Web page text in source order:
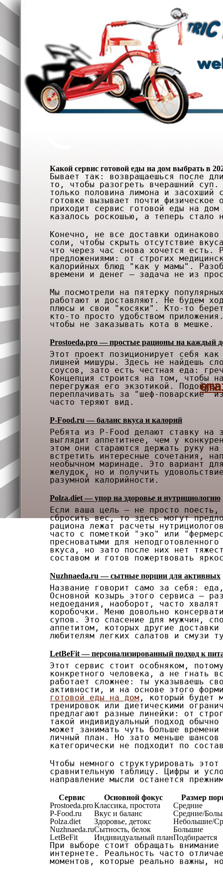
Какой сервис готовой еды на дом выбрать в
Бывает так: возвращаешься после
то, чтобы разогреть вчерашний
только половина лимона и
готовке вызывает почти
приходит сервис готовой еды на
казалось роскошью, а теперь стало
Конечно, не все доставки
соли, чтобы скрыть отсутствие
что через час снова хочется есть.
предложениями: от строгих
калорийных блюд "как у мамы".
времени и денег — задача не из
Мы посмотрели на пятерку
работают и доставляют. Не будем
плюсы и свои "косяки". Кто-то
кто-то просто удобством
чтобы не заказывать кота в мешке.
Prostoeda.pro — простые рационы на каждый
Этот проект позиционирует себя
лишней мишуры. Здесь не найдешь
соусов, зато есть честная еда:
Концепция строится на том, чтобы
перегружая его экзотикой.
переплачивать за "шеф-поварские"
часто теряют вид.
P-Food.ru — баланс вкуса и калорий
Ребята из P-Food делают ставку на
выглядит аппетитнее, чем у
этом они стараются держать руку
встретить интересные сочетания,
необычном маринаде. Это вариант
желудок, но и получить
разумной калорийности.
Polza.diet — упор на здоровье и нутрициологию
Если ваша цель — не просто поесть,
сбросить вес, то здесь могут
рациона лежат расчеты
часто с пометкой "эко" или
пресноватыми для
вкуса, но зато после них нет
составом и готов пожертвовать
Nuzhnaeda.ru — сытные порции для активных
Название говорит само за себя:
Основной козырь этого сервиса —
недоедания, наоборот, часто
коробочки. Меню довольно
супов. Это спасение для мужчин,
аппетитом, которых другие
любителям легких салатов и смузи
LetBeFit — персонализированный подход к
Этот сервис стоит особняком,
конкретного человека, а не гнать
работает сложнее: ты указываешь
активности, и на основе этого
готовой еды на дом , который будет
тренировок или диетическими
предлагают разные линейки: от
такой индивидуальный подход
может занимать чуть больше
личный план. Но зато меньше
категорически не подходит по
Чтобы немного структурировать
сравнительную таблицу. Цифры и
направление мысли останется
Сервис Основной фокус
Размер
Prostoeda.proКлассика, простота
Средние
P-Food.ru
Вкус и баланс
Средние/
Polza.diet
Здоровье, детокс
Небольшие/
Nuzhnaeda.ruСытность, белок
Большие
LetBeFit
Индивидуальный планПодбирается
При выборе стоит обращать
интернете. Реальность часто
моментов, которые реально важны,